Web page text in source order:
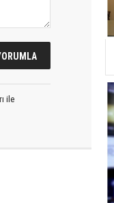
ile